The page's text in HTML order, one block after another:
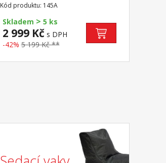
Kód produktu: 145A
Skladem > 5 ks
2 999 Kč s DPH
-42% 5 199 Kč **